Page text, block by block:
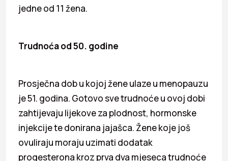
jedne od 11 žena.
Trudnoća od 50. godine
Prosječna dob u kojoj žene ulaze u menopauzu
je 51. godina. Gotovo sve trudnoće u ovoj dobi
zahtijevaju lijekove za plodnost, hormonske
injekcije te donirana jajašca. Žene koje još
ovuliraju moraju uzimati dodatak
progesterona kroz prva dva mjeseca trudnoće